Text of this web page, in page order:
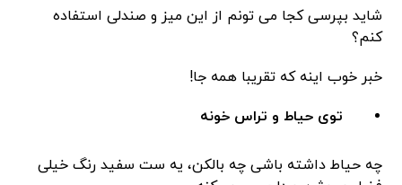
شاید بپرسی کجا می تونم از این میز و صندلی استفاده
کنم؟
خبر خوب اینه که تقریبا همه جا!
توی حیاط و تراس خونه
چه حیاط داشته باشی چه بالکن، یه ست سفید رنگ خیلی